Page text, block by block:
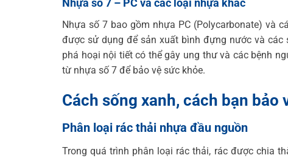
Nhựa số 7 – PC và các loại nhựa khác
Nhựa số 7 bao gồm nhựa PC (Polycarbonate) và
được sử dụng để sản xuất bình đựng nước và các
phá hoại nội tiết có thể gây ung thư và các bệnh
từ nhựa số 7 để bảo vệ sức khỏe.
Cách sống xanh, cách bạn
Phân loại rác thải nhựa đầu nguồn
Trong quá trình phân loại rác thải, rác được chia